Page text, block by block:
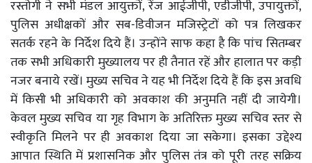
रस्तोगी ने सभी मंडल आयुक्तों, रेंज आईजीपी, एडीजीपी, उपायुक्तों,
पुलिस अधीक्षकों और सब-डिवीजन मजिस्ट्रेटों को पत्र लिखकर
सतर्क रहने के निर्देश दिये हैं। उन्होंने साफ कहा है कि पांच सितम्बर
तक सभी अधिकारी मुख्यालय पर ही तैनात रहें और हालात पर कड़ी
नजर बनाये रखें। मुख्य सचिव ने यह भी निर्देश दिये हैं कि इस अवधि
में किसी भी अधिकारी को अवकाश की अनुमति नहीं दी जायेगी।
केवल मुख्य सचिव या गृह विभाग के अतिरिक्त मुख्य सचिव स्तर से
स्वीकृति मिलने पर ही अवकाश दिया जा सकेगा। इसका उद्देश्य
आपात स्थिति में प्रशासनिक और पुलिस तंत्र को पूरी तरह सक्रिय